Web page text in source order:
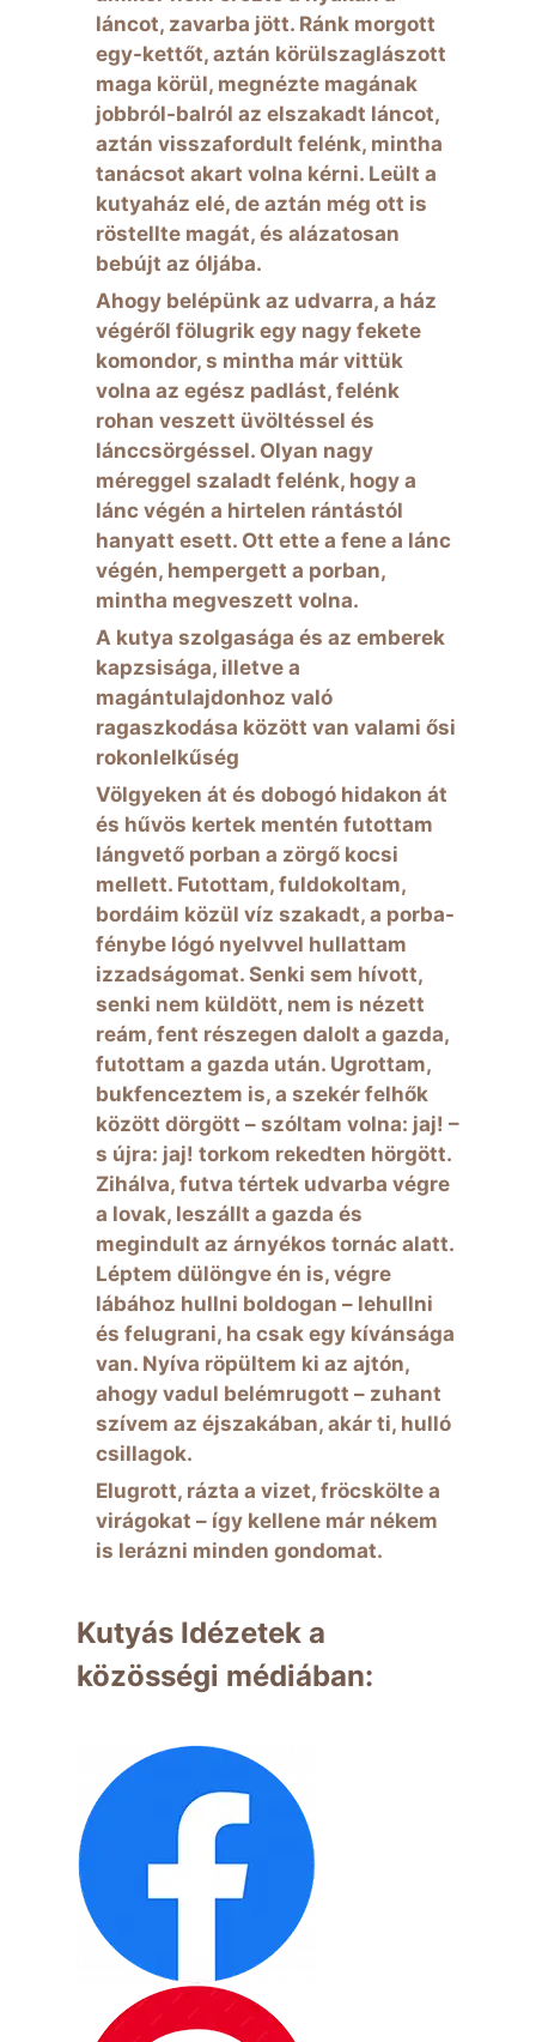
láncot, zavarba jött. Ránk morgott
egy-kettőt, aztán körülszaglászott
maga körül, megnézte magának
jobbról-balról az elszakadt láncot,
aztán visszafordult felénk, mintha
tanácsot akart volna kérni. Leült a
kutyaház elé, de aztán még ott is
röstellte magát, és alázatosan
bebújt az óljába.
Ahogy belépünk az udvarra, a ház
végéről fölugrik egy nagy fekete
komondor, s mintha már vittük
volna az egész padlást, felénk
rohan veszett üvöltéssel és
lánccsörgéssel. Olyan nagy
méreggel szaladt felénk, hogy a
lánc végén a hirtelen rántástól
hanyatt esett. Ott ette a fene a lánc
végén, hempergett a porban,
mintha megveszett volna.
A kutya szolgasága és az emberek
kapzsisága, illetve a
magántulajdonhoz való
ragaszkodása között van valami ősi
rokonlelkűség
Völgyeken át és dobogó hidakon át
és hűvös kertek mentén futottam
lángvető porban a zörgő kocsi
mellett. Futottam, fuldokoltam,
bordáim közül víz szakadt, a porba-
fénybe lógó nyelvvel hullattam
izzadságomat. Senki sem hívott,
senki nem küldött, nem is nézett
reám, fent részegen dalolt a gazda,
futottam a gazda után. Ugrottam,
bukfenceztem is, a szekér felhők
között dörgött – szóltam volna: jaj! –
s újra: jaj! torkom rekedten hörgött.
Zihálva, futva tértek udvarba végre
a lovak, leszállt a gazda és
megindult az árnyékos tornác alatt.
Léptem dülöngve én is, végre
lábához hullni boldogan – lehullni
és felugrani, ha csak egy kívánsága
van. Nyíva röpültem ki az ajtón,
ahogy vadul belémrugott – zuhant
szívem az éjszakában, akár ti, hulló
csillagok.
Elugrott, rázta a vizet, fröcskölte a
virágokat – így kellene már nékem
is lerázni minden gondomat.
Kutyás Idézetek a
közösségi médiában: